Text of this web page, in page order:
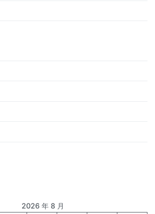
2026 年 8 月